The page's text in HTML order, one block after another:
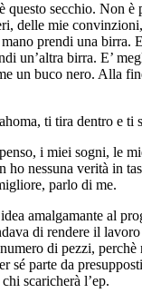
questo secchio. Non è
delle mie
prendi una birra.
un’altra birra. E’
un buco nero. Alla
ti tira dentro e ti
i miei sogni, le
ho nessuna verità in
parlo di me.
amalgamante al
di rendere il
di pezzi, perchè
sé parte da
scaricherà l’ep.